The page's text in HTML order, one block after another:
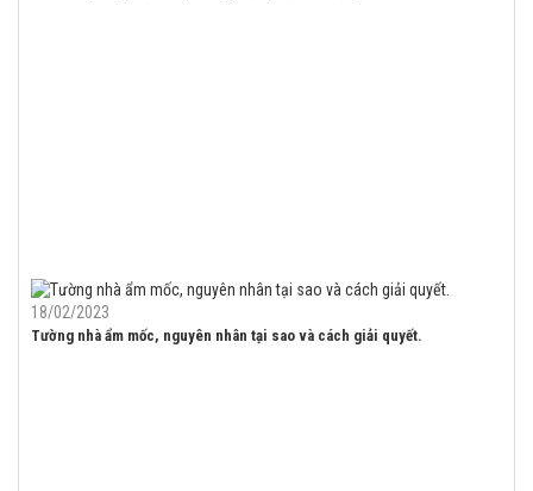
18/02/2023
Tường nhà ẩm mốc, nguyên nhân tại sao và cách giải quyết.